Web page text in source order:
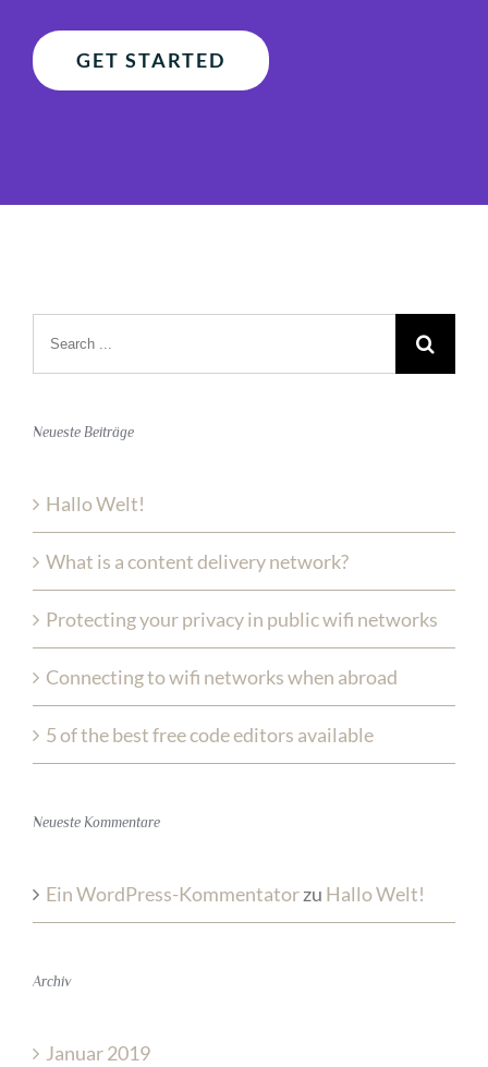
GET STARTED
Neueste Beiträge
Hallo Welt!
What is a content delivery network?
Protecting your privacy in public wifi networks
Connecting to wifi networks when abroad
5 of the best free code editors available
Neueste Kommentare
Ein WordPress-Kommentatorzu Hallo Welt!
Archiv
Januar 2019